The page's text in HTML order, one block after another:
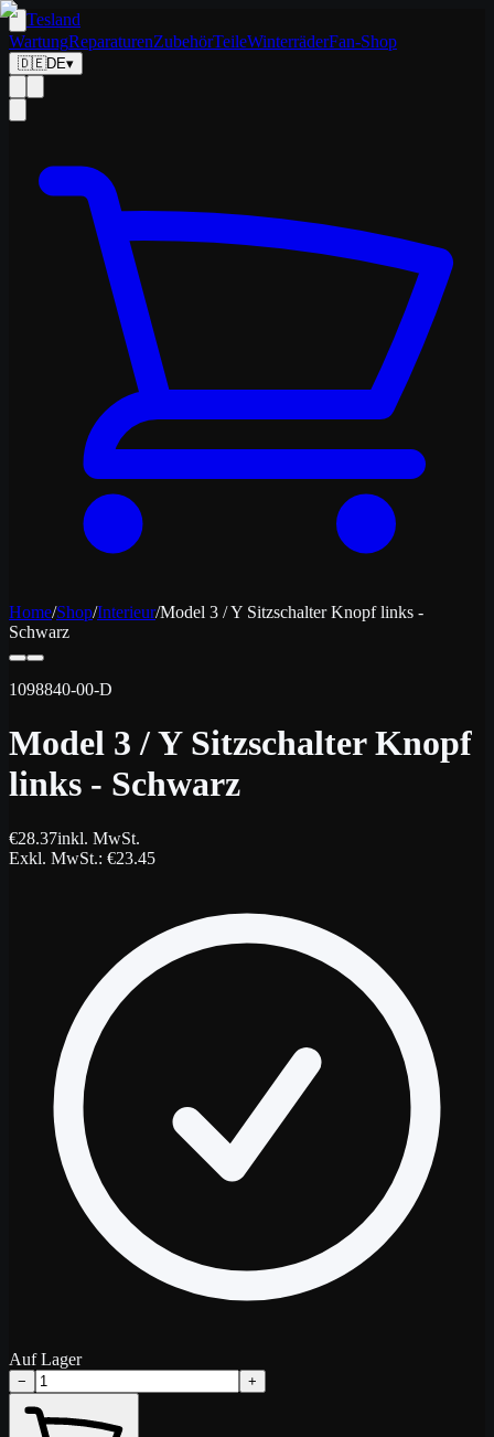
Tesland
WartungReparaturenZubehörTeileWinterräderFan-Shop
🇩🇪DE▾
Home/Shop/Interieur/Model 3 / Y Sitzschalter Knopf links -
Schwarz
1098840-00-D
Model 3 / Y Sitzschalter Knopf
links - Schwarz
€28.37inkl. MwSt.
Exkl. MwSt.: €23.45
Auf Lager
− +